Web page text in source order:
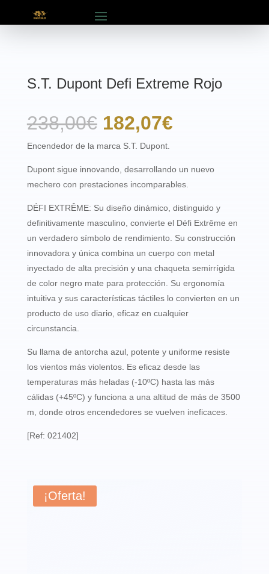
S.T. Dupont Defi Extreme Rojo
238,00€ El
precio
original
era:
238,00€.
182,07€El
actual
es:
182,07€.
Encendedor de la marca S.T. Dupont.
Dupont sigue innovando, desarrollando un nuevo
mechero con prestaciones incomparables.
DÉFI EXTRÊME: Su diseño dinámico, distinguido y
definitivamente masculino, convierte el Défi Extrême en
un verdadero símbolo de rendimiento. Su construcción
innovadora y única combina un cuerpo con metal
inyectado de alta precisión y una chaqueta semirrígida
de color negro mate para protección. Su ergonomía
intuitiva y sus características táctiles lo convierten en un
producto de uso diario, eficaz en cualquier
circunstancia.
Su llama de antorcha azul, potente y uniforme resiste
los vientos más violentos. Es eficaz desde las
temperaturas más heladas (-10ºC) hasta las más
cálidas (+45ºC) y funciona a una altitud de más de 3500
m, donde otros encendedores se vuelven ineficaces.
[Ref: 021402]
¡Oferta!